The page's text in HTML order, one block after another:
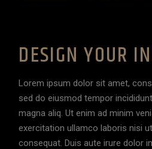
DESIGN YOUR
Lorem ipsum dolor sit amet,
sed do eiusmod tempor
magna aliq. Ut enim ad minim
exercitation ullamco laboris nisi
consequat. Duis aute irure dolor